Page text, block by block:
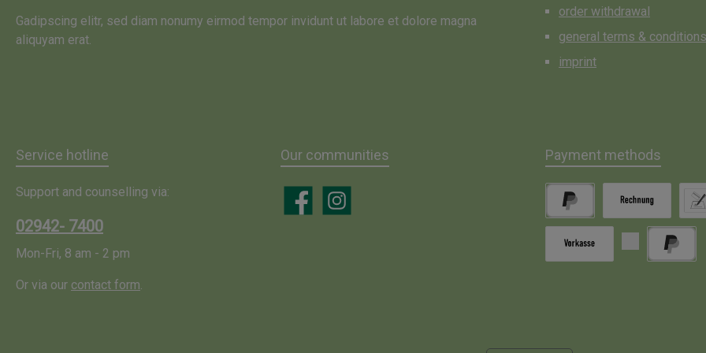
Gadipscing elitr, sed diam nonumy eirmod tempor invidunt ut labore et dolore magna
aliquyam erat.
order withdrawal
general terms & conditions
imprint
Service hotline
Support and counselling via:
02942- 7400
Mon-Fri, 8 am - 2 pm
Or via our contact form.
Our communities
FacebookInstagram
Payment methods
Invoice
PayPal